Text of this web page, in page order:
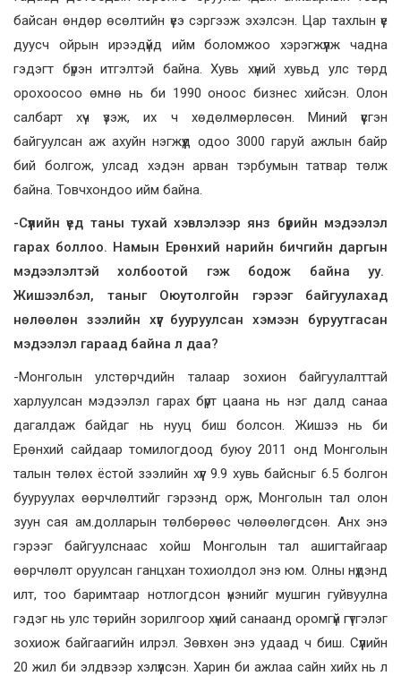
байсан өндөр өсөлтийн үеэ сэргээж эхэлсэн. Цар тахлын үе
дуусч ойрын ирээдүйд ийм боломжоо хэрэгжүүлж чадна
гэдэгт бүрэн итгэлтэй байна. Хувь хүний хувьд улс төрд
орохоосоо өмнө нь би 1990 оноос бизнес хийсэн. Олон
салбарт хүч үзэж, их ч хөдөлмөрлөсөн. Миний үүсгэн
байгуулсан аж ахуйн нэгжүүд одоо 3000 гаруй ажлын байр
бий болгож, улсад хэдэн арван тэрбумын татвар төлж
байна. Товчхондоо ийм байна.
-Сүүлийн үед таны тухай хэвлэлээр янз бүрийн мэдээлэл
гарах боллоо. Намын Ерөнхий нарийн бичгийн даргын
мэдээлэлтэй холбоотой гэж бодож байна уу.
Жишээлбэл, таныг Оюутолгойн гэрээг байгуулахад
нөлөөлөн зээлийн хүүг бууруулсан хэмээн буруутгасан
мэдээлэл гараад байна л даа?
-Монголын улстөрчдийн талаар зохион байгуулалттай
харлуулсан мэдээлэл гарах бүрт цаана нь нэг далд санаа
дагалдаж байдаг нь нууц биш болсон. Жишээ нь би
Ерөнхий сайдаар томилогдоод буюу 2011 онд Монголын
талын төлөх ёстой зээлийн хүүг 9.9 хувь байсныг 6.5 болгон
бууруулах өөрчлөлтийг гэрээнд орж, Монголын тал олон
зуун сая ам.долларын төлбөрөөс чөлөөлөгдсөн. Анх энэ
гэрээг байгуулснаас хойш Монголын тал ашигтайгаар
өөрчлөлт оруулсан ганцхан тохиолдол энэ юм. Олны нүдэнд
илт, тоо баримтаар нотлогдсон үнэнийг мушгин гуйвуулна
гэдэг нь улс төрийн зорилгоор хүний санаанд оромгүй гүтгэлэг
зохиож байгаагийн илрэл. Зөвхөн энэ удаад ч биш. Сүүлийн
20 жил би элдвээр хэлүүлсэн. Харин би ажлаа сайн хийх нь л